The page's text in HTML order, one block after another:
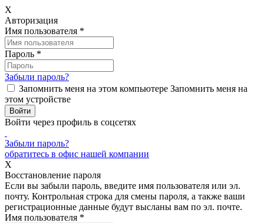
X
Авторизация
Имя пользователя *
Пароль *
Забыли пароль?
Запомнить меня на этом компьютере Запомнить меня на
этом устройстве
Войти через профиль в соцсетях
Забыли пароль?
обратитесь в офис нашей компании
X
Восстановление пароля
Если вы забыли пароль, введите имя пользователя или эл.
почту. Контрольная строка для смены пароля, а также ваши
регистрационные данные будут высланы вам по эл. почте.
Имя пользователя *